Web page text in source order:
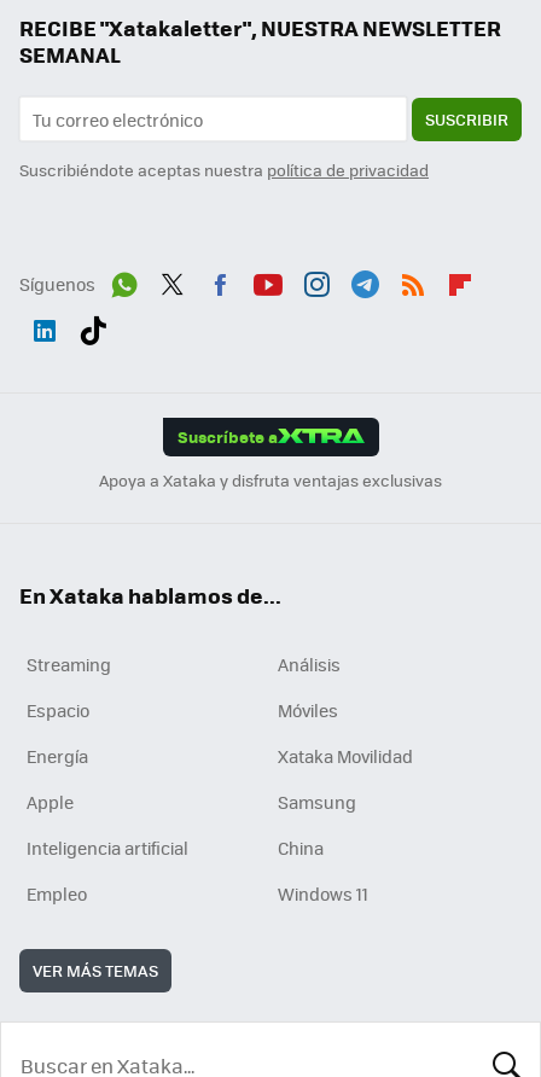
RECIBE "Xatakaletter", NUESTRA NEWSLETTER
SEMANAL
SUSCRIBIR
Suscribiéndote aceptas nuestra política de privacidad
Síguenos
Suscríbete a
Apoya a Xataka y disfruta ventajas exclusivas
En Xataka hablamos de...
Streaming
Análisis
Espacio
Móviles
Energía
Xataka Movilidad
Apple
Samsung
Inteligencia artificial
China
Empleo
Windows 11
VER MÁS TEMAS